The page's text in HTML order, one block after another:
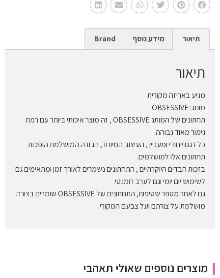
תיאור מידע נוסף Brand
תיאור
מגיע באריזה מקורית
מותג: OBSESSIVE
תחתונים של המותג OBSESSIVE , זה מוצר איכותי ביותר עם רמת
גימור מאוד גבוהה.
כל דגם ייחודי ומעניין , העיצוב המיוחד, הגזרה המושלמת הופכות
תחתונים אלו למושלמים.
בזכות הבדים היוקרתיים , התחתונים נשמרים לאורך זמן ומתאימים גם
לשימוש יום יומי וגם לערב רומנטי.
גם לאחר מספר שטיפות, התחתונים של OBSESSIVE שומרים בצורה
מושלמת על צורתם ועל צבעם המקורי.
מוצרים נוספים שאולי תאהבי